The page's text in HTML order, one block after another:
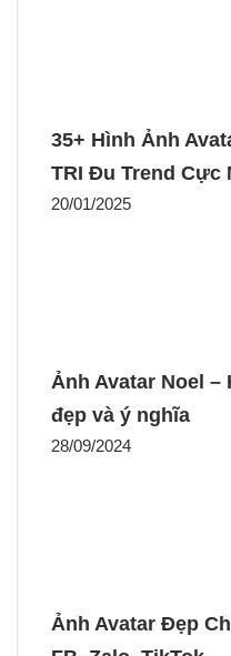
35+ Hình Ảnh
TRI Đu Trend Cực
20/01/2025
Ảnh Avatar Noel –
đẹp và ý nghĩa
28/09/2024
Ảnh Avatar Đẹp